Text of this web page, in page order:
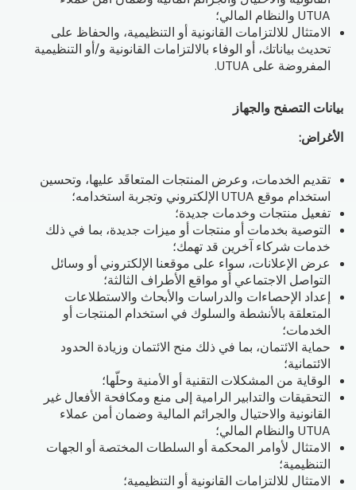
UTUA والنظام المالي؛
الامتثال للالتزامات القانونية أو التنظيمية، والحفاظ على
تحديث بياناتك، أو الوفاء بالالتزامات القانونية و/أو التنظيمية
المفروضة على UTUA.
بيانات التصفح والجهاز
الأغراض:
تقديم الخدمات، وعرض المنتجات المتعاقَد عليها، وتحسين
استخدام موقع UTUA الإلكتروني وتجربة استخدامه؛
تفعيل منتجات وخدمات جديدة؛
التوصية بخدمات أو منتجات أو ميزات جديدة، بما في ذلك
خدمات شركاء آخرين قد تهمك؛
عرض الإعلانات، سواء على موقعنا الإلكتروني أو وسائل
التواصل الاجتماعي أو مواقع الأطراف الثالثة؛
إعداد الإحصاءات والدراسات والأبحاث والاستطلاعات
المتعلقة بالأنشطة والسلوك في استخدام المنتجات أو
الخدمات؛
حماية الائتمان، بما في ذلك منح الائتمان وزيادة الحدود
الائتمانية؛
الوقاية من المشكلات التقنية أو الأمنية وحلّها؛
التحقيقات والتدابير الرامية إلى منع ومكافحة الأفعال غير
القانونية والاحتيال والجرائم المالية وضمان أمن عملاء
UTUA والنظام المالي؛
الامتثال لأوامر المحكمة أو السلطات المختصة أو الجهات
التنظيمية؛
الامتثال للالتزامات القانونية أو التنظيمية؛